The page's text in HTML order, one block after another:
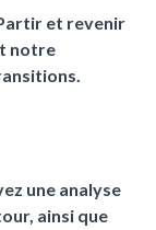
et revenir
notre
une analyse
ainsi que